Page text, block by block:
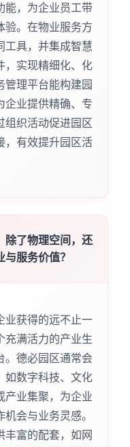
能，为企业员工带
验。在物业服务方
工具，并集成智慧
，实现精细化、化
管理平台能构建园
企业提供精确、专
组织活动促进园区
，有效提升园区活
除了物理空间，还
服务价值？
业获得的远不止一
充满活力的产业生
。德必园区通常会
如数字科技、文化
产业集聚，为企业
会与业务灵感。
丰富的配套，如网